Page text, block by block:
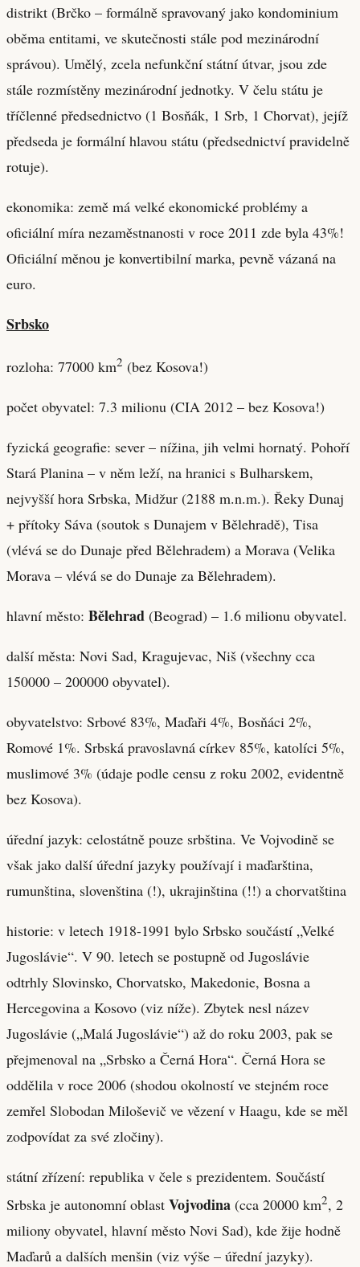
distrikt (Brčko – formálně spravovaný jako kondominium
oběma entitami, ve skutečnosti stále pod mezinárodní
správou). Umělý, zcela nefunkční státní útvar, jsou zde
stále rozmístěny mezinárodní jednotky. V čelu státu je
tříčlenné předsednictvo (1 Bosňák, 1 Srb, 1 Chorvat), jejíž
předseda je formální hlavou státu (předsednictví pravidelně
rotuje).
ekonomika: země má velké ekonomické problémy a
oficiální míra nezaměstnanosti v roce 2011 zde byla 43%!
Oficiální měnou je konvertibilní marka, pevně vázaná na
euro.
Srbsko
rozloha: 77000 km2 (bez Kosova!)
počet obyvatel: 7.3 milionu (CIA 2012 – bez Kosova!)
fyzická geografie: sever – nížina, jih velmi hornatý. Pohoří
Stará Planina – v něm leží, na hranici s Bulharskem,
nejvyšší hora Srbska, Midžur (2188 m.n.m.). Řeky Dunaj
+ přítoky Sáva (soutok s Dunajem v Bělehradě), Tisa
(vlévá se do Dunaje před Bělehradem) a Morava (Velika
Morava – vlévá se do Dunaje za Bělehradem).
hlavní město: Bělehrad (Beograd) – 1.6 milionu obyvatel.
další města: Novi Sad, Kragujevac, Niš (všechny cca
150000 – 200000 obyvatel).
obyvatelstvo: Srbové 83%, Maďaři 4%, Bosňáci 2%,
Romové 1%. Srbská pravoslavná církev 85%, katolíci 5%,
muslimové 3% (údaje podle censu z roku 2002, evidentně
bez Kosova).
úřední jazyk: celostátně pouze srbština. Ve Vojvodině se
však jako další úřední jazyky používají i maďarština,
rumunština, slovenština (!), ukrajinština (!!) a chorvatština
historie: v letech 1918-1991 bylo Srbsko součástí „Velké
Jugoslávie“. V 90. letech se postupně od Jugoslávie
odtrhly Slovinsko, Chorvatsko, Makedonie, Bosna a
Hercegovina a Kosovo (viz níže). Zbytek nesl název
Jugoslávie („Malá Jugoslávie“) až do roku 2003, pak se
přejmenoval na „Srbsko a Černá Hora“. Černá Hora se
oddělila v roce 2006 (shodou okolností ve stejném roce
zemřel Slobodan Miloševič ve vězení v Haagu, kde se měl
zodpovídat za své zločiny).
státní zřízení: republika v čele s prezidentem. Součástí
Srbska je autonomní oblast Vojvodina (cca 20000 km2, 2
miliony obyvatel, hlavní město Novi Sad), kde žije hodně
Maďarů a dalších menšin (viz výše – úřední jazyky).